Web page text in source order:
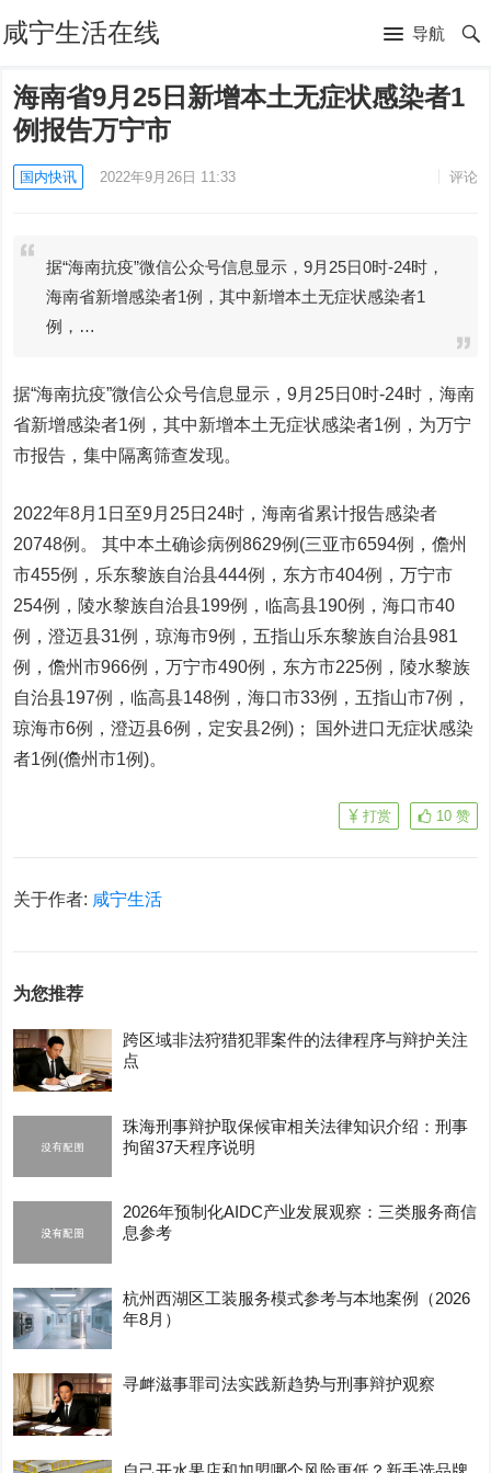
咸宁生活在线 导航
海南省9月25日新增本土无症状感染者1
例报告万宁市
国内快讯 2022年9月26日 11:33 评论
据“海南抗疫”微信公众号信息显示，9月25日0时-24时，
海南省新增感染者1例，其中新增本土无症状感染者1
例，…
据“海南抗疫”微信公众号信息显示，9月25日0时-24时，海南
省新增感染者1例，其中新增本土无症状感染者1例，为万宁
市报告，集中隔离筛查发现。
2022年8月1日至9月25日24时，海南省累计报告感染者
20748例。 其中本土确诊病例8629例(三亚市6594例，儋州
市455例，乐东黎族自治县444例，东方市404例，万宁市
254例，陵水黎族自治县199例，临高县190例，海口市40
例，澄迈县31例，琼海市9例，五指山乐东黎族自治县981
例，儋州市966例，万宁市490例，东方市225例，陵水黎族
自治县197例，临高县148例，海口市33例，五指山市7例，
琼海市6例，澄迈县6例，定安县2例)； 国外进口无症状感染
者1例(儋州市1例)。
10 赞
打赏
关于作者: 咸宁生活
为您推荐
跨区域非法狩猎犯罪案件的法律程序与辩护关注
点
珠海刑事辩护取保候审相关法律知识介绍：刑事
拘留37天程序说明
2026年预制化AIDC产业发展观察：三类服务商信
息参考
杭州西湖区工装服务模式参考与本地案例（2026
年8月）
寻衅滋事罪司法实践新趋势与刑事辩护观察